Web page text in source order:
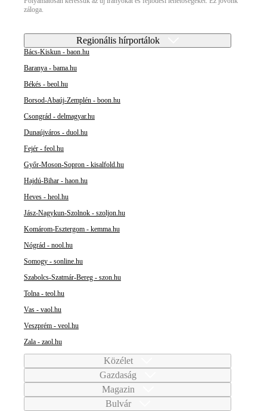
záloga.
Regionális hírportálok
Bács-Kiskun - baon.hu
Baranya - bama.hu
Békés - beol.hu
Borsod-Abaúj-Zemplén - boon.hu
Csongrád - delmagyar.hu
Dunaújváros - duol.hu
Fejér - feol.hu
Győr-Moson-Sopron - kisalfold.hu
Hajdú-Bihar - haon.hu
Heves - heol.hu
Jász-Nagykun-Szolnok - szoljon.hu
Komárom-Esztergom - kemma.hu
Nógrád - nool.hu
Somogy - sonline.hu
Szabolcs-Szatmár-Bereg - szon.hu
Tolna - teol.hu
Vas - vaol.hu
Veszprém - veol.hu
Zala - zaol.hu
Közélet
Gazdaság
Magazin
Bulvár